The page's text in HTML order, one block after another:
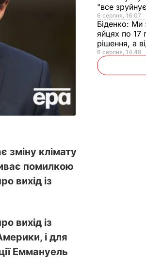
зміну клімату
помилкою
вихід із
вихід із
і для
Еммануель
"все
6 серпня, 16.07
Біденко: Ми
яйцях по 17
рішення, а
6 серпня, 14.48